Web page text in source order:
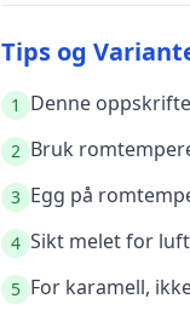
Tips og
1 Denne
2 Bruk
3 Egg på
4 Sikt melet for
5 For karamell,